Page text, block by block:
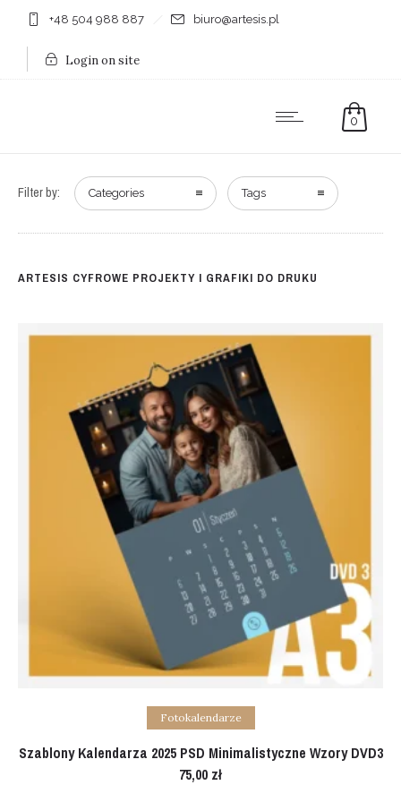
+48 504 988 887 biuro@artesis.pl
Login on site
0
Filter by: Categories Tags
ARTESIS CYFROWE PROJEKTY I GRAFIKI DO DRUKU
Add to cart
Fotokalendarze
Szablony Kalendarza 2025 PSD Minimalistyczne Wzory DVD3
75,00 zł